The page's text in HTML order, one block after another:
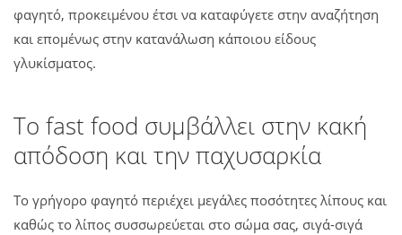
φαγητό, προκειμένου έτσι να καταφύγετε στην αναζήτηση
και επομένως στην κατανάλωση κάποιου είδους
γλυκίσματος.
Το fast food συμβάλλει στην κακή
απόδοση και την παχυσαρκία
Το γρήγορο φαγητό περιέχει μεγάλες ποσότητες λίπους και
καθώς το λίπος συσσωρεύεται στο σώμα σας, σιγά-σιγά